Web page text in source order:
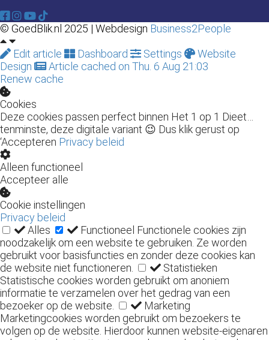
© GoedBlik.nl 2025 | Webdesign Business2People
Edit article
Dashboard Settings
Website
Design
Article cached on Thu. 6 Aug 21:03
Renew cache
Cookies
Deze cookies passen perfect binnen Het 1 op 1 Dieet…
tenminste, deze digitale variant 😉 Dus klik gerust op
‘Accepteren Privacy beleid
Alleen functioneel
Accepteer alle
Cookie instellingen
Privacy beleid
Alles
Functioneel Functionele cookies zijn
noodzakelijk om een website te gebruiken. Ze worden
gebruikt voor basisfuncties en zonder deze cookies kan
de website niet functioneren.
Statistieken
Statistische cookies worden gebruikt om anoniem
informatie te verzamelen over het gedrag van een
bezoeker op de website.
Marketing
Marketingcookies worden gebruikt om bezoekers te
volgen op de website. Hierdoor kunnen website-eigenaren